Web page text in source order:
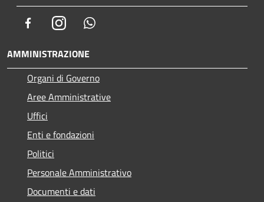
FacebookInstagram
AMMINISTRAZIONE
Organi di Governo
Aree Amministrative
Uffici
Enti e fondazioni
Politici
Personale Amministrativo
Documenti e dati